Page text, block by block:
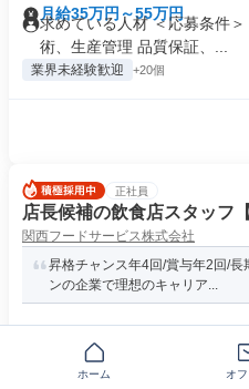
月給35万円～55万円
求めている人材 ＜応募条件
術、生産管理 品質保証、...
業界未経験歓迎 +20個
正社員
店長候補の飲食店スタッフ
関西フードサービス株式会社
昇格チャンス年4回/賞与年2回/
ンの企業で理想のキャリア...
大阪府守口市
月給37万5000円～44万5000
求める人材: 【必須条件】 ◆
ホーム オ